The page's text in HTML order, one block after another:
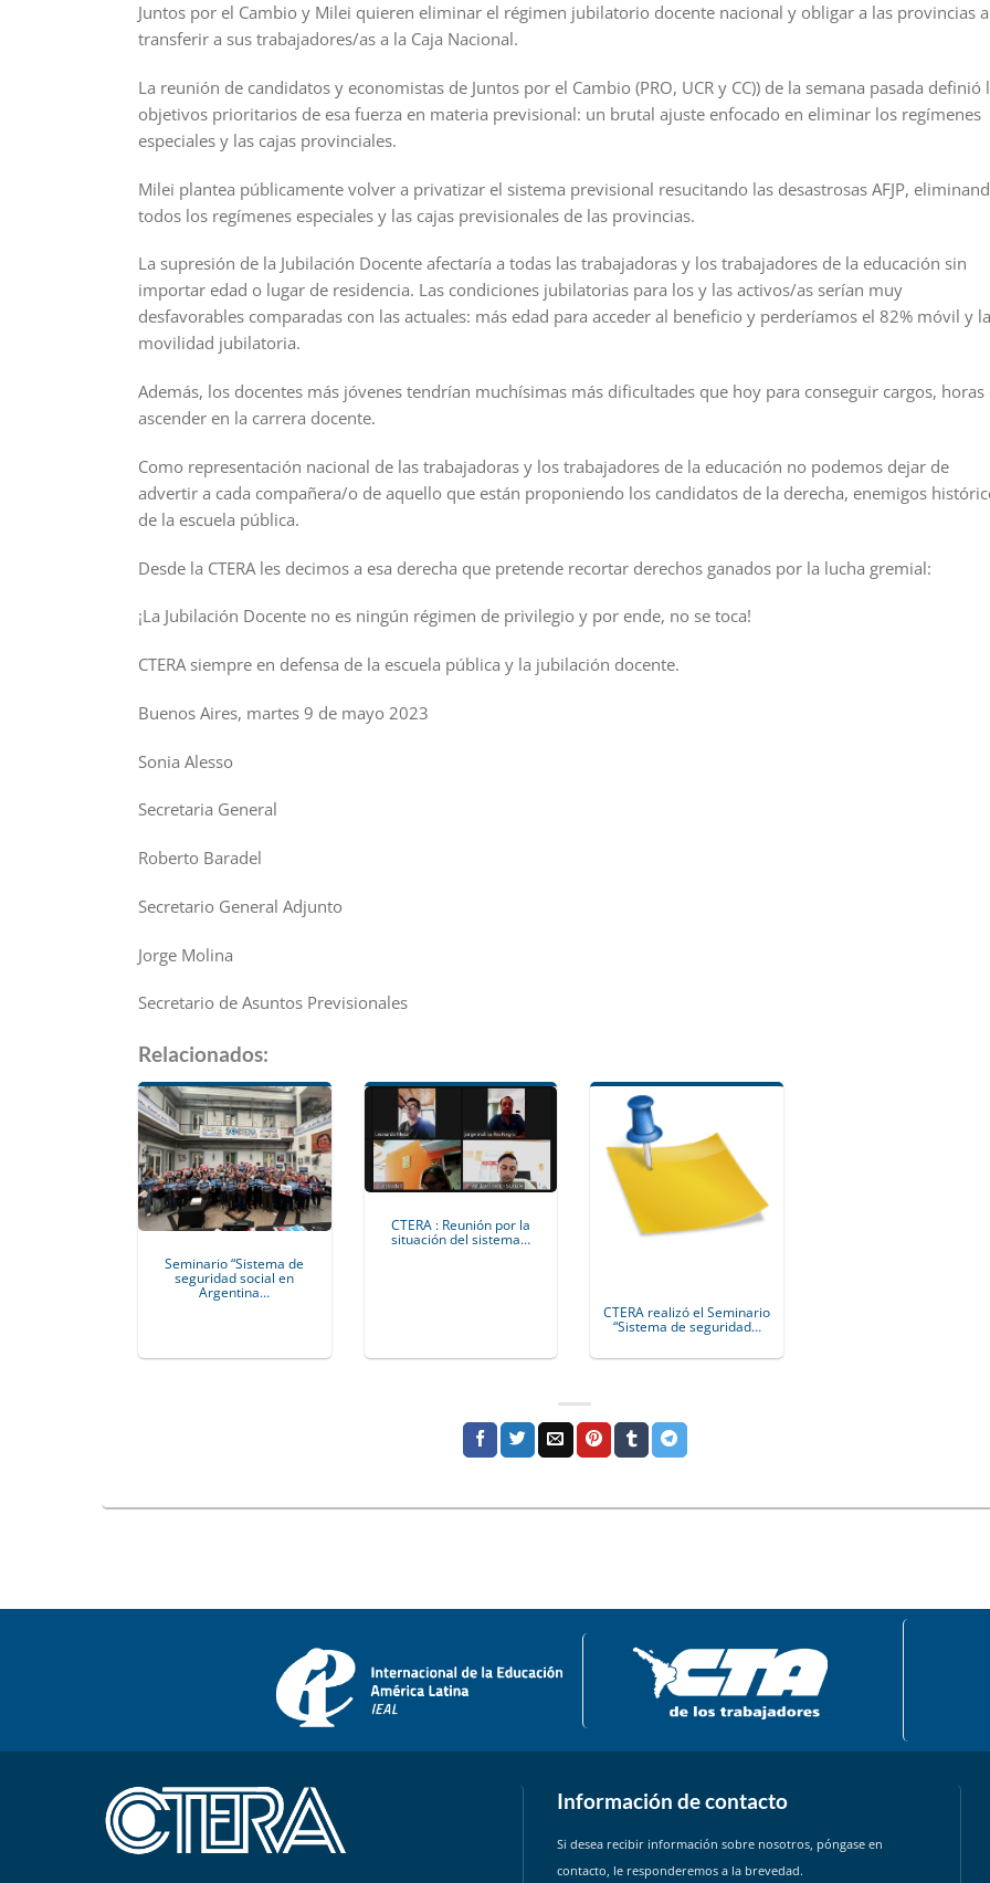
Juntos por el Cambio y Milei quieren eliminar el régimen jubilatorio docente nacional y obligar a las provincias a
transferir a sus trabajadores/as a la Caja Nacional.
La reunión de candidatos y economistas de Juntos por el Cambio (PRO, UCR y CC)) de la semana pasada definió
objetivos prioritarios de esa fuerza en materia previsional: un brutal ajuste enfocado en eliminar los regímenes
especiales y las cajas provinciales.
Milei plantea públicamente volver a privatizar el sistema previsional resucitando las desastrosas AFJP,
todos los regímenes especiales y las cajas previsionales de las provincias.
La supresión de la Jubilación Docente afectaría a todas las trabajadoras y los trabajadores de la educación sin
importar edad o lugar de residencia. Las condiciones jubilatorias para los y las activos/as serían muy
desfavorables comparadas con las actuales: más edad para acceder al beneficio y perderíamos el 82% móvil y la
movilidad jubilatoria.
Además, los docentes más jóvenes tendrían muchísimas más dificultades que hoy para conseguir cargos, horas
ascender en la carrera docente.
Como representación nacional de las trabajadoras y los trabajadores de la educación no podemos dejar de
advertir a cada compañera/o de aquello que están proponiendo los candidatos de la derecha, enemigos
de la escuela pública.
Desde la CTERA les decimos a esa derecha que pretende recortar derechos ganados por la lucha gremial:
¡La Jubilación Docente no es ningún régimen de privilegio y por ende, no se toca!
CTERA siempre en defensa de la escuela pública y la jubilación docente.
Buenos Aires, martes 9 de mayo 2023
Sonia Alesso
Secretaria General
Roberto Baradel
Secretario General Adjunto
Jorge Molina
Secretario de Asuntos Previsionales
Relacionados:
Seminario “Sistema de
seguridad social en
Argentina…
CTERA : Reunión por la
situación del sistema…
CTERA realizó el Seminario
“Sistema de seguridad…
Información de contacto
Si desea recibir información sobre nosotros, póngase en
contacto, le responderemos a la brevedad.